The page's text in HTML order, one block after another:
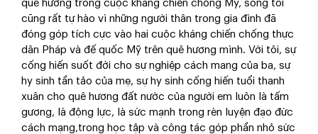
quê hương trong cuộc kháng chiến chống Mỹ, song tôi
cũng rất tự hào vì những người thân trong gia đình đã
đóng góp tích cực vào hai cuộc kháng chiến chống thực
dân Pháp và đế quốc Mỹ trên quê hương mình. Với tôi, sự
cống hiến suốt đời cho sự nghiệp cách mang của ba, sự
hy sinh tần tảo của mẹ, sự hy sinh cống hiến tuổi thanh
xuân cho quê hương đất nước của người em luôn là tấm
gương, là động lực, là sức mạnh trong rèn luyện đạo đức
cách mạng,trong học tập và công tác góp phần nhỏ sức